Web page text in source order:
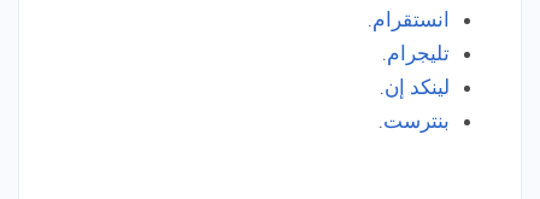
انستقرام.
تليجرام.
لينكد إن.
بنترست.